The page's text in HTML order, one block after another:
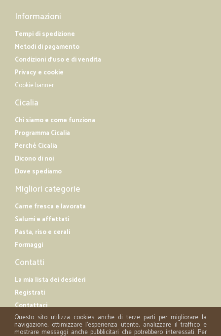
Informazioni
Tempi di spedizione
Metodi di pagamento
Condizioni d'uso e di vendita
Privacy e cookie
Cookie banner
Cicalia
Chi siamo e come funziona
Programma Cicalia
Perché Cicalia
Dicono di noi
Dove spediamo
Migliori categorie
Carne fresca e lavorata
Salumi e affettati
Pasta, riso e cerali
Formaggi
Contatti
La mia lista dei desideri
Registrati
Contattaci
Questo sito utilizza cookies anche di terze parti per migliorare la
navigazione, ottimizzare l'esperienza utente, analizzare il traffico e
mostrare messaggi anche pubblicitari che potrebbero interessati. Per